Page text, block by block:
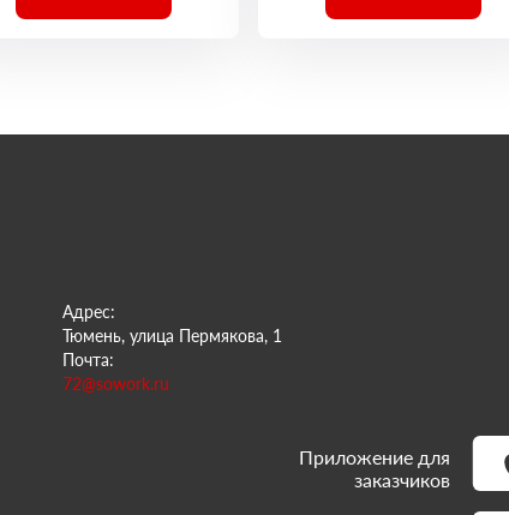
Адрес:
Тюмень, улица Пермякова, 1
Почта:
72@sowork.ru
Приложение для
заказчиков